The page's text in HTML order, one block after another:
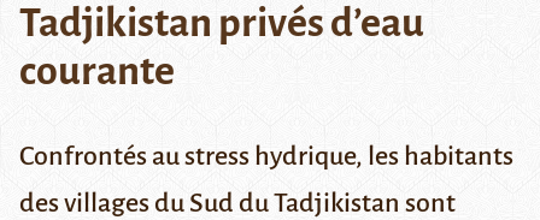
Tadjikistan privés d’eau
courante
Confrontés au stress hydrique, les habitants
des villages du Sud du Tadjikistan sont